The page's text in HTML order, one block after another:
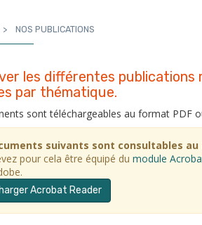
> NOS PUBLICATIONS
les différentes publications
par thématique.
sont téléchargeables au format PDF
suivants sont consultables au
pour cela être équipé du module
Acrobat Reader